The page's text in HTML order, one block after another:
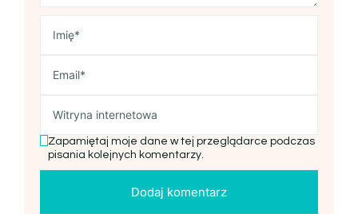
Zapamiętaj moje dane w tej przeglądarce podczas
pisania kolejnych komentarzy.